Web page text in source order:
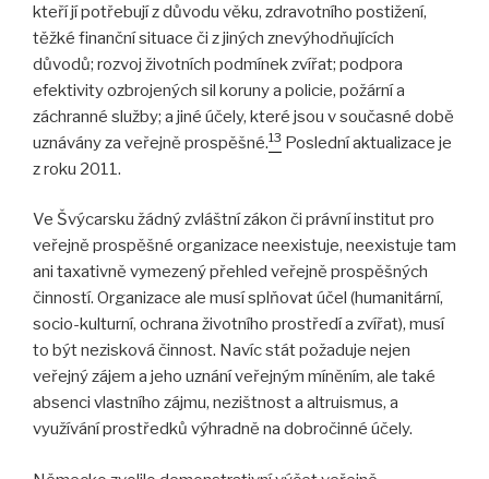
kteří jí potřebují z důvodu věku, zdravotního postižení,
těžké finanční situace či z jiných znevýhodňujících
důvodů; rozvoj životních podmínek zvířat; podpora
efektivity ozbrojených sil koruny a policie, požární a
záchranné služby; a jiné účely, které jsou v současné době
uznávány za veřejně prospěšné.13 Poslední aktualizace je
z roku 2011.
Ve Švýcarsku žádný zvláštní zákon či právní institut pro
veřejně prospěšné organizace neexistuje, neexistuje tam
ani taxativně vymezený přehled veřejně prospěšných
činností. Organizace ale musí splňovat účel (humanitární,
socio-kulturní, ochrana životního prostředí a zvířat), musí
to být nezisková činnost. Navíc stát požaduje nejen
veřejný zájem a jeho uznání veřejným míněním, ale také
absenci vlastního zájmu, nezištnost a altruismus, a
využívání prostředků výhradně na dobročinné účely.